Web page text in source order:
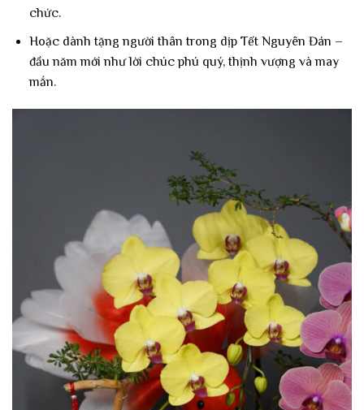
chức.
Hoặc dành tặng người thân trong dịp Tết Nguyên Đán –
đầu năm mới như lời chúc phú quý, thịnh vượng và may
mắn.